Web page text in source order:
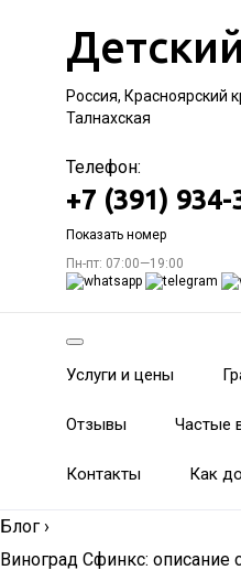
Россия, Красноярский
Талнахская
Телефон:
+7 (391) 934-
Показать номер
Пн-пт: 07:00—19:00
Услуги и цены
Отзывы Частые
Контакты Как
Блог ›
Виноград Сфинкс: описание